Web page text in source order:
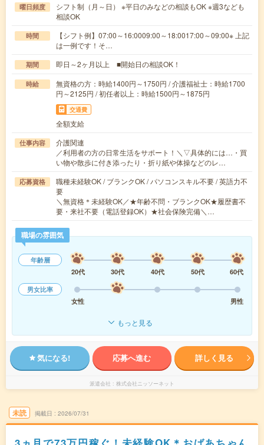
曜日頻度
シフト制（月～日） ※平日のみなどの相談もOK ※週3なども
相談OK
時間
【シフト例】07:00～16:0009:00～18:0017:00～09:00※ 上記
は一例です！そ…
期間 即日～2ヶ月以上 ■開始日の相談OK！
時給
無資格の方：時給1400円～1750円 / 介護福祉士：時給1700
円～2125円 / 初任者以上：時給1500円～1875円
交通費
全額支給
仕事内容
介護関連
／利用者の方の日常生活をサポート！＼▽具体的には…・買
い物や散歩に付き添ったり・折り紙や体操などのレ…
応募資格
職種未経験OK / ブランクOK / パソコンスキル不要 / 英語力不
要
＼無資格＊未経験OK／★年齢不問・ブランクOK★履歴書不
要・来社不要（電話登録OK）★社会保険完備＼…
職場の雰囲気
年齢層
20代
30代 40代 50代
60代
男女比率
女性
男性
もっと見る
気になる! 応募へ進む 詳しく見る
派遣会社 株式会社ニッソーネット
未読 掲載日 2026/07/31